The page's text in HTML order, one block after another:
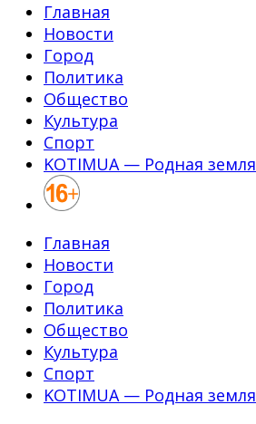
Главная
Новости
Город
Политика
Общество
Культура
Спорт
KOTIMUA — Родная земля
Главная
Новости
Город
Политика
Общество
Культура
Спорт
KOTIMUA — Родная земля